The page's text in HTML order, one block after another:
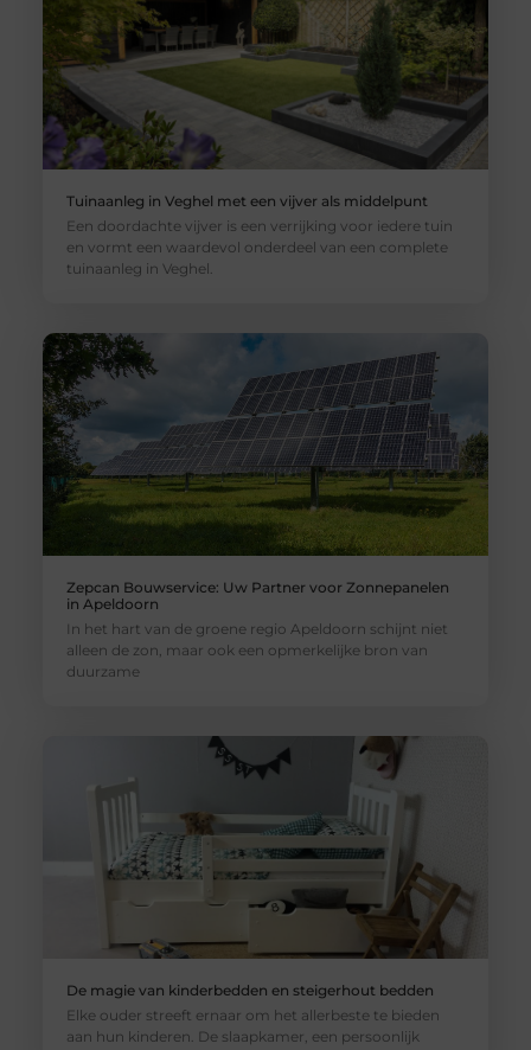
Tuinaanleg in Veghel met een vijver als middelpunt
Een doordachte vijver is een verrijking voor iedere tuin
en vormt een waardevol onderdeel van een complete
tuinaanleg in Veghel.
Zepcan Bouwservice: Uw Partner voor Zonnepanelen
in Apeldoorn
In het hart van de groene regio Apeldoorn schijnt niet
alleen de zon, maar ook een opmerkelijke bron van
duurzame
De magie van kinderbedden en steigerhout bedden
Elke ouder streeft ernaar om het allerbeste te bieden
aan hun kinderen. De slaapkamer, een persoonlijk